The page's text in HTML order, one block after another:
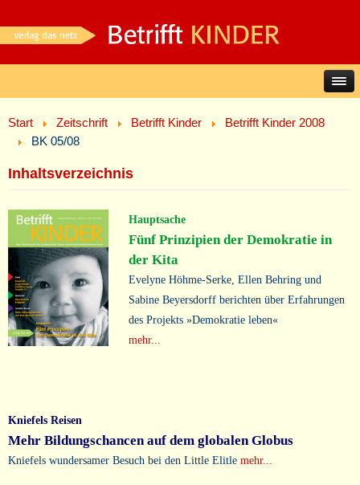
Start Zeitschrift Betrifft Kinder
Betrifft Kinder 2008
BK 05/08
Inhaltsverzeichnis
Hauptsache
Fünf Prinzipien der Demokratie in
der Kita
Evelyne Höhme-Serke, Ellen Behring und
Sabine Beyersdorff berichten über Erfahrungen
des Projekts »Demokratie leben«
mehr...
Kniefels Reisen
Mehr Bildungschancen auf dem globalen Globus
Kniefels wundersamer Besuch bei den Little Elitle mehr...